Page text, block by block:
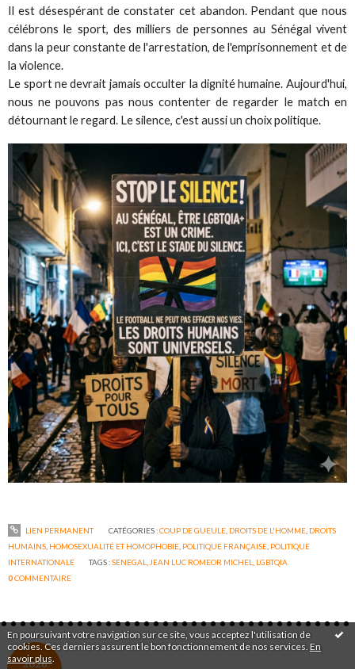
En poursuivant votre navigation sur ce site, vous acceptez l'utilisation de
cookies. Ces derniers assurent le bon fonctionnement de nos services. En
savoir plus
Il est désespérant de constater cet abandon. Pendant que nous
célébrons le sport, des milliers de personnes au Sénégal vivent
dans la peur constante de l'arrestation, de l'emprisonnement et de
la violence.
Le sport ne devrait jamais occulter la dignité humaine. Aujourd'hui,
nous ne pouvons pas nous contenter de regarder le match en
détournant le regard. Le silence, c'est aussi un choix politique.
LIEN PERMANENT CATÉGORIES :COUP DE GUEULE, DROITS DE L'HOMME, DROITS
HUMAINS, HOMOSEXUALITÉ ET HOMOPHOBIE, POLITIQUE FRANÇAISE, POLITIQUE
INTERNATIONALE
TAGS :SENEGAL,JEAN LUC ROMEOR MICHEL, LGBTQIA
0COMMENTAIRE
2026